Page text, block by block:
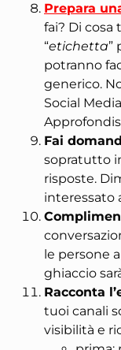
Prepara
fai? Di cosa
“etichetta”
potranno
generico.
Social
Fai
sopratutto
risposte.
interessato
le persone
ghiaccio
Racconta
tuoi canali
visibilità e